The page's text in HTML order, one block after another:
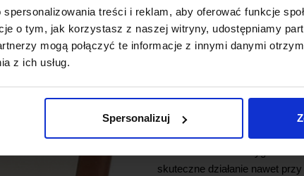
treści i reklam, aby oferować funkcje
o tym, jak korzystasz z naszej witryny, udostępniamy
mogą połączyć te informacje z innymi danymi
z ich usług.
Spersonalizuj
Wysokowydajny chipset
trudnych warunkach.
Kompatybilność z GPS,
dostępność sygnałów
Wysoka czułość
skuteczne działanie nawet